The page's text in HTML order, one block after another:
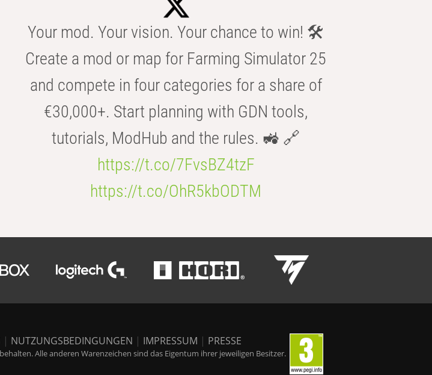
Your mod. Your vision. Your chance to win! 🛠️
Create a mod or map for Farming Simulator 25
and compete in four categories for a share of
€30,000+. Start planning with GDN tools,
tutorials, ModHub and the rules. 🚜 🔗
https://t.co/7FvsBZ4tzF
https://t.co/OhR5kbODTM
| NUTZUNGSBEDINGUNGEN | IMPRESSUM | PRESSE
Alle anderen Warenzeichen sind das Eigentum ihrer jeweiligen Besitzer.